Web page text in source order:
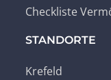
Checkliste
STANDORTE
Krefeld